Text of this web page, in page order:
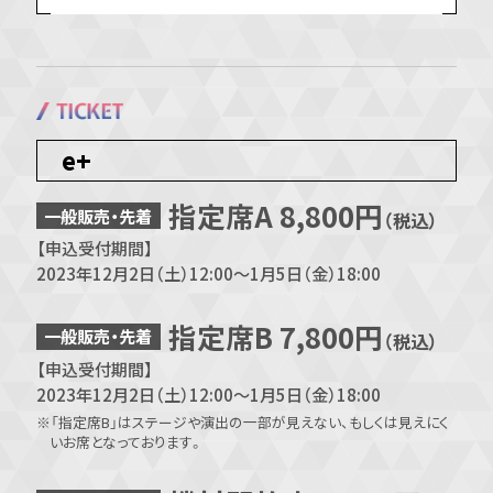
e+
一般販売・先着 指定席A 8,800円 （税込）
【申込受付期間】
2023年12月2日（土）12:00～1月5日（金）18:00
一般販売・先着 指定席B 7,800円 （税込）
【申込受付期間】
2023年12月2日（土）12:00～1月5日（金）18:00
※「指定席B」はステージや演出の一部が見えない、もしくは見えにく
いお席となっております。